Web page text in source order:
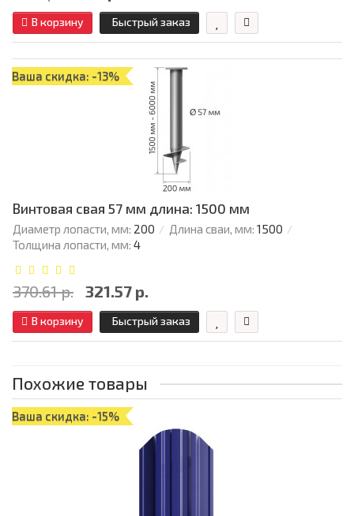
В корзину Быстрый заказ
Ваша скидка: -13%
Винтовая свая 57 мм длина: 1500 мм
Диаметр лопасти, мм: 200 Длина сваи, мм: 1500
Толщина лопасти, мм: 4
370.61 р. 321.57 р.
В корзину Быстрый заказ
Похожие товары
Ваша скидка: -15%